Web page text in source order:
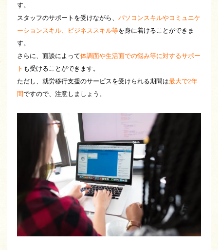
す。
スタッフのサポートを受けながら、 パソコンスキルやコミュニケ
ーションスキル、ビジネススキル等を身に着けることができま
す。
さらに、面談によって体調面や生活面での悩み等に対するサポー
ト も受けることができます。
ただし、就労移行支援のサービスを受けられる期間は最大で2年
間ですので、注意しましょう。